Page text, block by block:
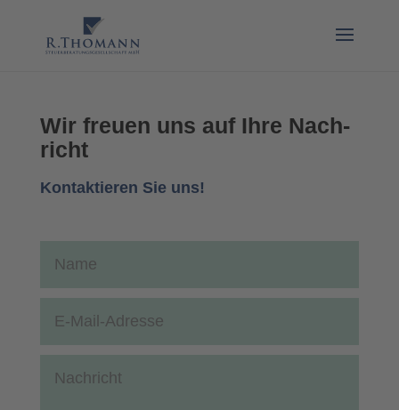
Wir freu­en uns auf Ihre Nach­
richt
Kon­tak­tie­ren Sie uns!